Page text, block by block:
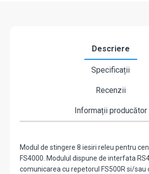
Descriere
Specificații
Recenzii
Informații producător
Modul de stingere 8 iesiri releu pentru
FS4000. Modulul dispune de interfata
comunicarea cu repetorul FS500R si/sau